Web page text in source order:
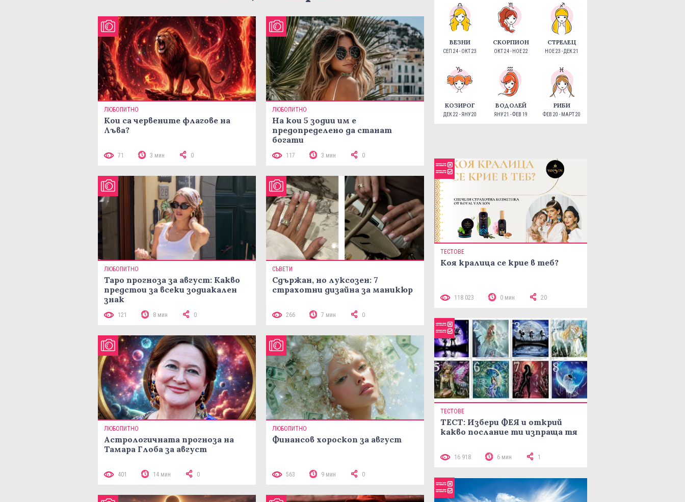
ЛЮБОПИТНО
Кои са червените флагове на
Лъва?
71 3 мин 0
ЛЮБОПИТНО
На кои 5 зодии им е
предопределено да станат
богати
117 3 мин 0
ЛЮБОПИТНО
Таро прогноза за август: Какво
предстои за всеки зодиакален
знак
121 8 мин 0
СЪВЕТИ
Сдържан, но луксозен: 7
страхотни дизайна за маникюр
266 7 мин 0
ЛЮБОПИТНО
Астрологичната прогноза на
Тамара Глоба за август
401 14 мин 0
ЛЮБОПИТНО
Финансов хороскоп за август
563 9 мин 0
ВЕЗНИ
СЕП 24 - ОКТ 23
СКОРПИОН
ОКТ 24 - НОЕ 22
СТРЕЛЕЦ
НОЕ 23 - ДЕК 21
КОЗИРОГ
ДЕК 22 - ЯНУ 20
ВОДОЛЕЙ
ЯНУ 21 - ФЕВ 19
РИБИ
ФЕВ 20 - МАРТ 20
ТЕСТОВЕ
Коя кралица се крие в теб?
118 023 0 мин 20
ТЕСТОВЕ
ТЕСТ: Избери ФЕЯ и открий
какво послание ти изпраща тя
16 918 6 мин 1